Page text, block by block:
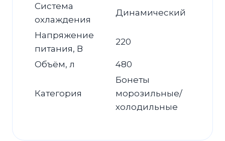
Система
охлаждения
Динамический
Напряжение
питания, В
220
Объём, л 480
Категория
Бонеты
морозильные/
холодильные